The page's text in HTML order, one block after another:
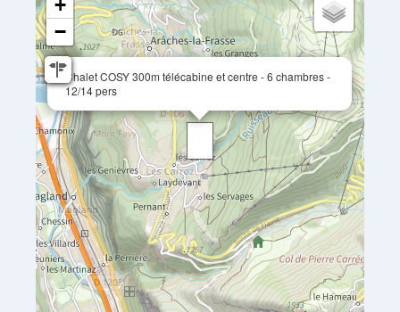
Chalet COSY 300m télécabine et centre - 6 chambres -
12/14 pers
+
−